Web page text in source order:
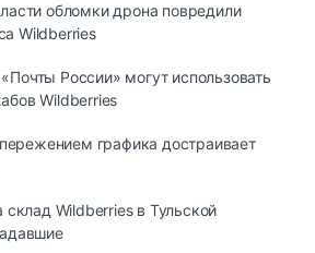
обломки дрона повредили
Wildberries
России» могут использовать
Wildberries
графика достраивает
склад Wildberries в Тульской